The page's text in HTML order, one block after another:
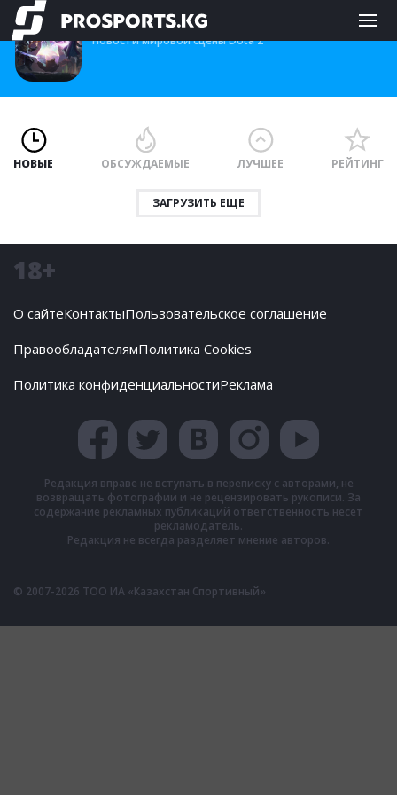
World pro-Dota 2 scene
Новости мировой сцены Dota 2
НОВЫЕ ОБСУЖДАЕМЫЕ ЛУЧШЕЕ РЕЙТИНГ
ЗАГРУЗИТЬ ЕЩЕ
18+
О сайтеКонтактыПользовательское соглашение
ПравообладателямПолитика Cookies
Политика конфиденциальностиРеклама
Редакция вправе не вступать в переписку с авторами, не
возвращать фотографии и не рецензировать рукописи. За
содержание рекламных публикаций ответственность несет
рекламодатель.
Редакция не всегда разделяет мнение авторов.
© 2007-2026 ТОО ИА «Казахстан Спортивный»